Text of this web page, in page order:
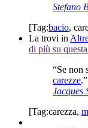
Stefano
[Tag:bacio,
La trovi in
di più su
“Se non
carezze.”
Jacques
[Tag:carezza,